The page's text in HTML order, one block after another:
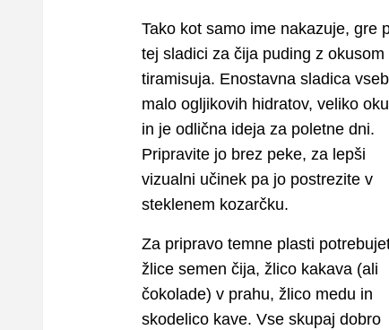
Tako kot samo ime nakazuje, gre
tej sladici za čija puding z okusom
tiramisuja. Enostavna sladica
malo ogljikovih hidratov, veliko
in je odlična ideja za poletne dni.
Pripravite jo brez peke, za lepši
vizualni učinek pa jo postrezite v
steklenem kozarčku.
Za pripravo temne plasti
žlice semen čija, žlico kakava (ali
čokolade) v prahu, žlico medu in
skodelico kave. Vse skupaj dobro